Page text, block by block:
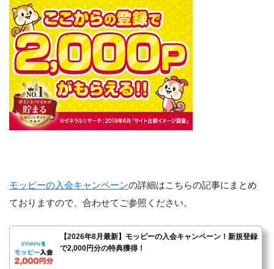
モッピーの入会キャンペーンの詳細はこちらの記事にまとめ
ておりますので、合わせてご参照ください。
【2026年8月最新】モッピーの入会キャンペーン！新規登録
で2,000円分の特典獲得！